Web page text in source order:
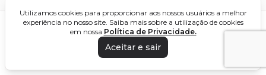
Formas de pagamento
Utilizamos cookies para proporcionar aos nossos usuários a melhor
experiência no nosso site. Saiba mais sobre a utilização de cookies
em nossa Política de Privacidade.
Aceitar e sair